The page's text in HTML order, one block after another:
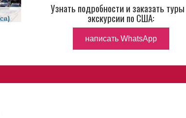
Узнать подробности и заказать
экскурсии по США:
написать WhatsApp